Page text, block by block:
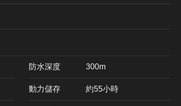
防水深度 300m
動力儲存 約55小時